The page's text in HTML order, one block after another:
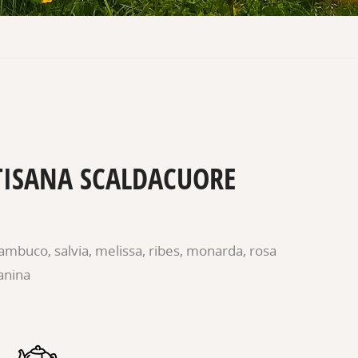
SCALDACUORE
salvia, melissa, ribes, monarda, rosa